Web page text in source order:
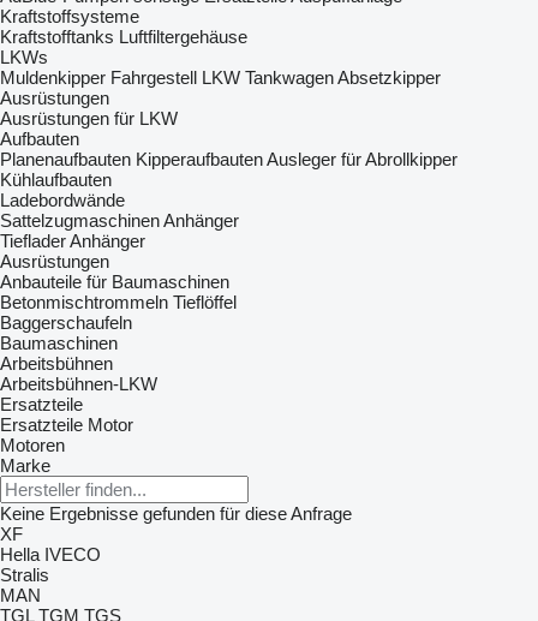
Kraftstoffsysteme
Kraftstofftanks Luftfiltergehäuse
LKWs
Muldenkipper Fahrgestell LKW TankwagenAbsetzkipper
Ausrüstungen
Ausrüstungen für LKW
Aufbauten
Planenaufbauten KipperaufbautenAusleger für Abrollkipper
Kühlaufbauten
Ladebordwände
SattelzugmaschinenAnhänger
Tieflader Anhänger
Ausrüstungen
Anbauteile für Baumaschinen
Betonmischtrommeln Tieflöffel
Baggerschaufeln
Baumaschinen
Arbeitsbühnen
Arbeitsbühnen-LKW
Ersatzteile
Ersatzteile Motor
Motoren
Marke
Keine Ergebnisse gefunden für diese Anfrage
XF
Hella IVECO
Stralis
MAN
TGL TGM TGS